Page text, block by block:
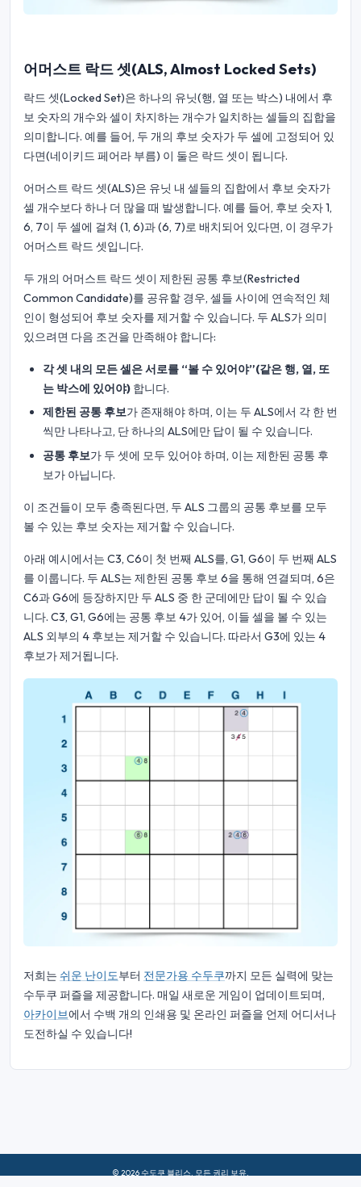
어머스트 락드 셋(ALS, Almost Locked Sets)
락드 셋(Locked Set)은 하나의 유닛(행, 열 또는 박스) 내에서 후
보 숫자의 개수와 셀이 차지하는 개수가 일치하는 셀들의 집합을
의미합니다. 예를 들어, 두 개의 후보 숫자가 두 셀에 고정되어 있
다면(네이키드 페어라 부름) 이 둘은 락드 셋이 됩니다.
어머스트 락드 셋(ALS)은 유닛 내 셀들의 집합에서 후보 숫자가
셀 개수보다 하나 더 많을 때 발생합니다. 예를 들어, 후보 숫자 1,
6, 7이 두 셀에 걸쳐 (1, 6)과 (6, 7)로 배치되어 있다면, 이 경우가
어머스트 락드 셋입니다.
두 개의 어머스트 락드 셋이 제한된 공통 후보(Restricted
Common Candidate)를 공유할 경우, 셀들 사이에 연속적인 체
인이 형성되어 후보 숫자를 제거할 수 있습니다. 두 ALS가 의미
있으려면 다음 조건을 만족해야 합니다:
각 셋 내의 모든 셀은 서로를 “볼 수 있어야”(같은 행, 열, 또
는 박스에 있어야) 합니다.
제한된 공통 후보가 존재해야 하며, 이는 두 ALS에서 각 한 번
씩만 나타나고, 단 하나의 ALS에만 답이 될 수 있습니다.
공통 후보가 두 셋에 모두 있어야 하며, 이는 제한된 공통 후
보가 아닙니다.
이 조건들이 모두 충족된다면, 두 ALS 그룹의 공통 후보를 모두
볼 수 있는 후보 숫자는 제거할 수 있습니다.
아래 예시에서는 C3, C6이 첫 번째 ALS를, G1, G6이 두 번째 ALS
를 이룹니다. 두 ALS는 제한된 공통 후보 6을 통해 연결되며, 6은
C6과 G6에 등장하지만 두 ALS 중 한 군데에만 답이 될 수 있습
니다. C3, G1, G6에는 공통 후보 4가 있어, 이들 셀을 볼 수 있는
ALS 외부의 4 후보는 제거할 수 있습니다. 따라서 G3에 있는 4
후보가 제거됩니다.
저희는 쉬운 난이도부터 전문가용 수두쿠까지 모든 실력에 맞는
수두쿠 퍼즐을 제공합니다. 매일 새로운 게임이 업데이트되며,
아카이브에서 수백 개의 인쇄용 및 온라인 퍼즐을 언제 어디서나
도전하실 수 있습니다!
© 2026 수도쿠 블리스. 모든 권리 보유.